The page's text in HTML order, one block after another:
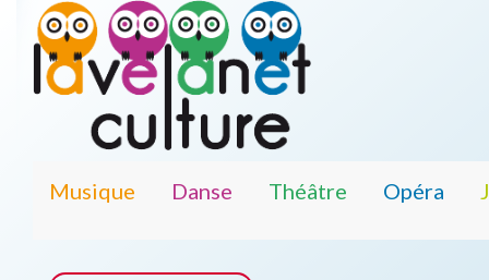
Musique Danse Théâtre Opéra